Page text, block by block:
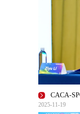
CACA-
2025-11-19